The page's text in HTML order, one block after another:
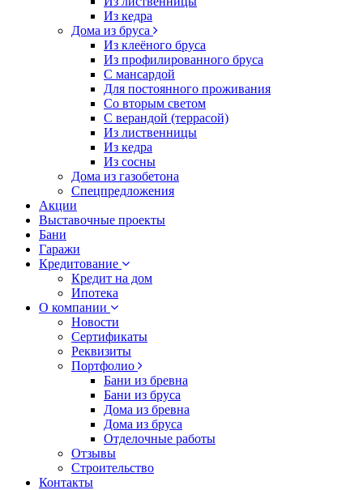
Из кедра
Дома из бруса
Из клеёного бруса
Из профилированного бруса
С мансардой
Для постоянного проживания
Со вторым светом
С верандой (террасой)
Из лиственницы
Из кедра
Из сосны
Дома из газобетона
Спецпредложения
Акции
Выставочные проекты
Бани
Гаражи
Кредитование
Кредит на дом
Ипотека
О компании
Новости
Сертификаты
Реквизиты
Портфолио
Бани из бревна
Бани из бруса
Дома из бревна
Дома из бруса
Отделочные работы
Отзывы
Строительство
Контакты